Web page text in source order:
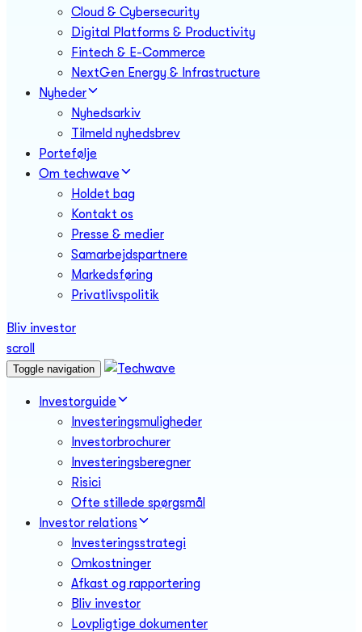
Cloud & Cybersecurity
Digital Platforms & Productivity
Fintech & E-Commerce
NextGen Energy & Infrastructure
Nyheder
Nyhedsarkiv
Tilmeld nyhedsbrev
Portefølje
Om techwave
Holdet bag
Kontakt os
Presse & medier
Samarbejdspartnere
Markedsføring
Privatlivspolitik
Bliv investor
scroll
Toggle navigation
Investorguide
Investeringsmuligheder
Investorbrochurer
Investeringsberegner
Risici
Ofte stillede spørgsmål
Investor relations
Investeringsstrategi
Omkostninger
Afkast og rapportering
Bliv investor
Lovpligtige dokumenter